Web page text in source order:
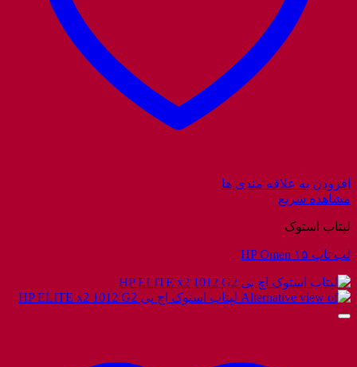
افزودن به علاقه مندی ها
مشاهده سریع
لپتاب استوک
لب تاپ HP Omen ۱۵